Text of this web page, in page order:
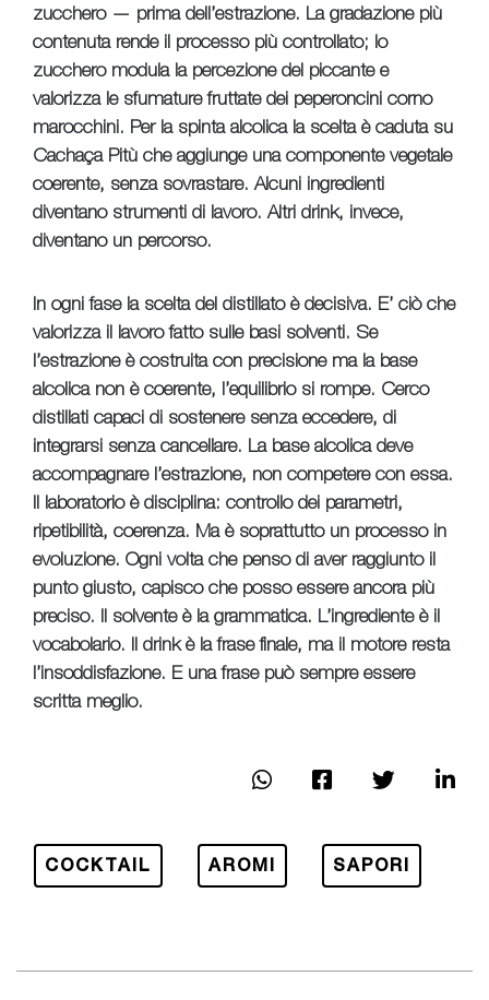
zucchero — prima dell’estrazione. La gradazione più
contenuta rende il processo più controllato; lo
zucchero modula la percezione del piccante e
valorizza le sfumature fruttate dei peperoncini corno
marocchini. Per la spinta alcolica la scelta è caduta su
Cachaça Pitù che aggiunge una componente vegetale
coerente, senza sovrastare. Alcuni ingredienti
diventano strumenti di lavoro. Altri drink, invece,
diventano un percorso.
In ogni fase la scelta del distillato è decisiva. E’ ciò che
valorizza il lavoro fatto sulle basi solventi. Se
l’estrazione è costruita con precisione ma la base
alcolica non è coerente, l’equilibrio si rompe. Cerco
distillati capaci di sostenere senza eccedere, di
integrarsi senza cancellare. La base alcolica deve
accompagnare l’estrazione, non competere con essa.
Il laboratorio è disciplina: controllo dei parametri,
ripetibilità, coerenza. Ma è soprattutto un processo in
evoluzione. Ogni volta che penso di aver raggiunto il
punto giusto, capisco che posso essere ancora più
preciso. Il solvente è la grammatica. L’ingrediente è il
vocabolario. Il drink è la frase finale, ma il motore resta
l’insoddisfazione. E una frase può sempre essere
scritta meglio.
COCKTAIL AROMI SAPORI